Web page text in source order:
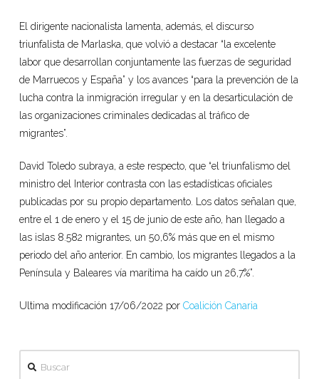
El dirigente nacionalista lamenta, además, el discurso
triunfalista de Marlaska, que volvió a destacar “la excelente
labor que desarrollan conjuntamente las fuerzas de seguridad
de Marruecos y España” y los avances “para la prevención de la
lucha contra la inmigración irregular y en la desarticulación de
las organizaciones criminales dedicadas al tráfico de
migrantes”.
David Toledo subraya, a este respecto, que “el triunfalismo del
ministro del Interior contrasta con las estadísticas oficiales
publicadas por su propio departamento. Los datos señalan que,
entre el 1 de enero y el 15 de junio de este año, han llegado a
las islas 8.582 migrantes, un 50,6% más que en el mismo
periodo del año anterior. En cambio, los migrantes llegados a la
Península y Baleares vía marítima ha caído un 26,7%”.
Ultima modificación 17/06/2022 por Coalición Canaria